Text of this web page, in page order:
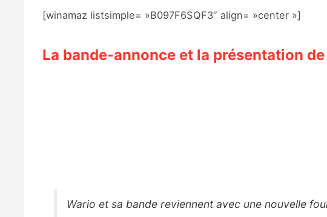
[winamaz listsimple= »B097F6SQF3″ align= »center »]
La bande-annonce et la présentation
Wario et sa bande reviennent avec une nouvelle